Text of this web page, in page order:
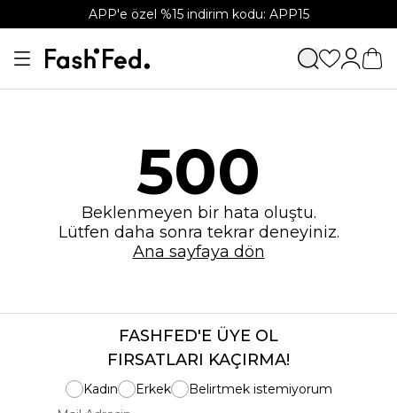
APP'e özel %15 indirim kodu: APP15
500
Beklenmeyen bir hata oluştu.
Lütfen daha sonra tekrar deneyiniz.
Ana sayfaya dön
FASHFED'E ÜYE OL
FIRSATLARI KAÇIRMA!
Kadın Erkek
Belirtmek istemiyorum